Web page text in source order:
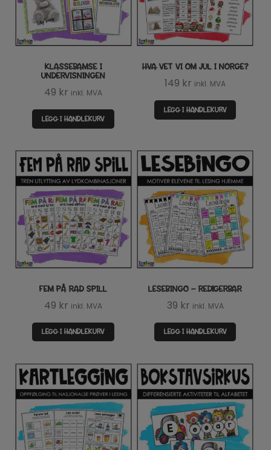
KLASSEBAMSE I
UNDERVISNINGEN
49 kr inkl. MVA
LEGG I HANDLEKURV
HVA VET VI OM JUL I NORGE?
149 kr inkl. MVA
LEGG I HANDLEKURV
FEM PÅ RAD SPILL
49 kr inkl. MVA
LEGG I HANDLEKURV
LESEBINGO – REDIGERBAR
39 kr inkl. MVA
LEGG I HANDLEKURV